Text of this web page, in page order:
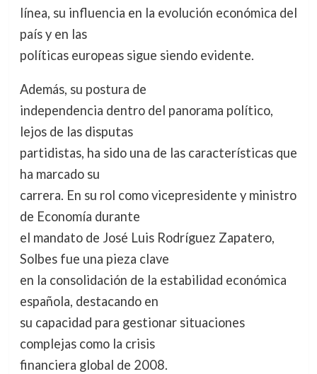
línea, su influencia en la evolución económica del
país y en las
políticas europeas sigue siendo evidente.
Además, su postura de
independencia dentro del panorama político,
lejos de las disputas
partidistas, ha sido una de las características que
ha marcado su
carrera. En su rol como vicepresidente y ministro
de Economía durante
el mandato de José Luis Rodríguez Zapatero,
Solbes fue una pieza clave
en la consolidación de la estabilidad económica
española, destacando en
su capacidad para gestionar situaciones
complejas como la crisis
financiera global de 2008.